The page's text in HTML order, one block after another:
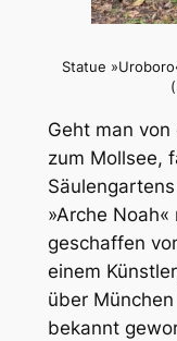
Statue
Geht man
zum Mollsee,
»Arche
geschaffen
einem
über
bekannt